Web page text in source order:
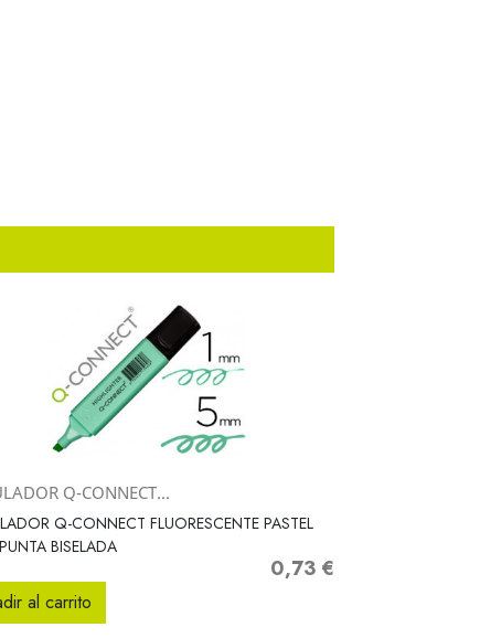
 Vista rápida
Q-CONNECT...
Q-CONNECT FLUORESCENTE PASTEL
BISELADA
Precio
0,73 €
al carrito